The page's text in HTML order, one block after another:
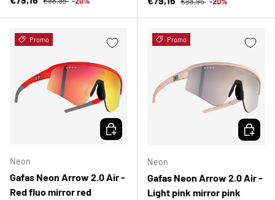
Promo
Neon
Gafas Neon Arrow 2.0 Air -
Red fluo mirror red
ELEGIR OPCIONES
Promo
Neon
Gafas Neon Arrow 2.0 Air -
Light pink mirror pink
ELEGIR